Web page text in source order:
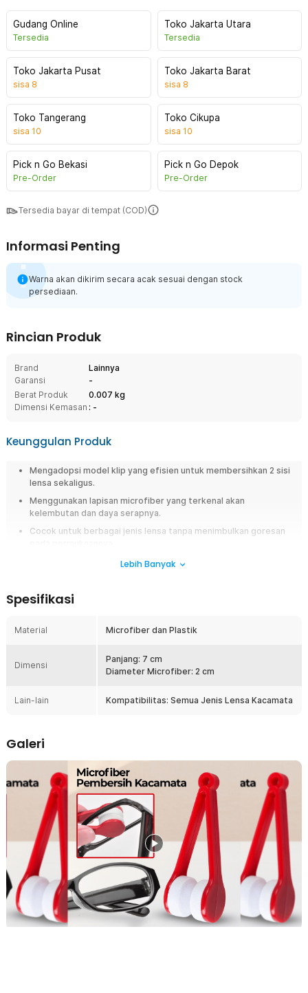
Gudang Online
Tersedia
Toko Jakarta Utara
Tersedia
Toko Jakarta Pusat
sisa 8
Toko Jakarta Barat
sisa 8
Toko Tangerang
sisa 10
Toko Cikupa
sisa 10
Pick n Go Bekasi
Pre-Order
Pick n Go Depok
Pre-Order
Tersedia bayar di tempat (COD)
Informasi Penting
Warna akan dikirim secara acak sesuai dengan stock
persediaan.
Rincian Produk
Brand
Lainnya
Garansi
-
Berat Produk
0.007 kg
Dimensi Kemasan : -
Keunggulan Produk
Mengadopsi model klip yang efisien untuk membersihkan 2 sisi
lensa sekaligus.
Menggunakan lapisan microfiber yang terkenal akan
kelembutan dan daya serapnya.
Cocok untuk berbagai jenis lensa tanpa menimbulkan goresan
Sudah pasti tidak menghabiskan ruang penyimpanan dan mudah
Overview
kacamata klip microfiber TVA45. Produk ini mengadopsi desain klip
bersamaan hanya dalam satu gerakan. Bagian pembersih menggunakan
lapisan microfiber lembut yang efektif mengangkat debu, minyak, dan
lebih terkontrol dan mampu menjangkau area lensa yang sulit
dibersihkan, terutama bagian dekat frame. Dengan ukuran yang ringkas
Fitur
Lembut dan Bersih Tanpa Goresan
Bantalan pembersih menggunakan microfiber berkualitas tinggi
dengan serat halus. Material ini efektif menyerap minyak dan
kotoran tanpa merusak permukaan lensa. Aman digunakan untuk
pemakaian rutin tanpa risiko baret.
Model Klip Lebih Terkontrol
Desain klip memungkinkan Anda menjepit lensa dengan presisi dan
tekanan yang seimbang. Proses pembersihan menjadi lebih mudah
dibandingkan kain lap biasa. Anda juga bisa menjangkau bagian
lensa dekat frame yang sering sulit dibersihkan.
Membersihkan 2 Sisi Sekaligus
Lebih Banyak
Spesifikasi
Material Microfiber dan Plastik
Dimensi
Panjang: 7 cm
Diameter Microfiber: 2 cm
Lain-lain Kompatibilitas: Semua Jenis Lensa Kacamata
Galeri